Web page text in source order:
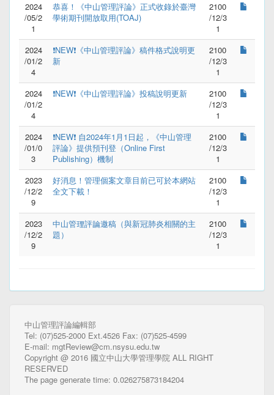
2024
/05/2
1
恭喜！《中山管理評論》正式收錄於臺灣
學術期刊開放取用(TOAJ)
2100
/12/3
1
2024
/01/2
4
❗NEW❗《中山管理評論》稿件格式說明更
新
2100
/12/3
1
2024
/01/2
4
❗NEW❗《中山管理評論》投稿說明更新
2100
/12/3
1
2024
/01/0
3
❗NEW❗ 自2024年1月1日起，《中山管理
評論》提供預刊登（Online First
Publishing）機制
2100
/12/3
1
2023
/12/2
9
好消息！管理個案文章目前已可於本網站
全文下載！
2100
/12/3
1
2023
/12/2
9
中山管理評論邀稿（與新冠肺炎相關的主
題）
2100
/12/3
1
中山管理評論編輯部
Tel: (07)525-2000 Ext.4526 Fax: (07)525-4599
E-mail: mgtReview@cm.nsysu.edu.tw
Copyright @ 2016 國立中山大學管理學院 ALL RIGHT
RESERVED
The page generate time: 0.026275873184204